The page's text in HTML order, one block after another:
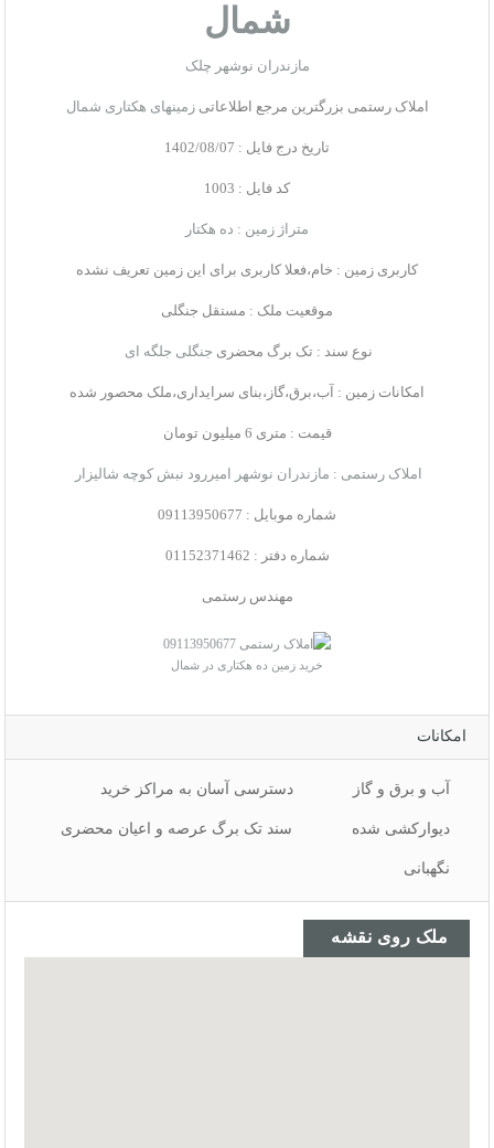
شمال
مازندران نوشهر چلک
املاک رستمی بزرگترین مرجع اطلاعاتیزمینهای هکتاری شمال
تاریخ درج فایل : 1402/08/07
کد فایل : 1003
متراژ زمین : ده هکتار
کاربری زمین : خام،فعلا کاربری برای این زمین تعریف نشده
موقعیت ملک : مستقل جنگلی
نوع سند : تک برگ محضری جنگلی جلگه ای
امکانات زمین : آب،برق،گاز،بنای سرایداری،ملک محصور شده
قیمت : متری 6 میلیون تومان
املاک رستمی : مازندران نوشهر امیررود نبش کوچه شالیزار
شماره موبایل : 09113950677
شماره دفتر : 01152371462
مهندس رستمی
خرید زمین ده هکتاری در شمال
امکانات
آب و برق و گاز دسترسی آسان به مراکز خرید
دیوارکشی شده سند تک برگ عرصه و اعیان محضری
نگهبانی
ملک روی نقشه